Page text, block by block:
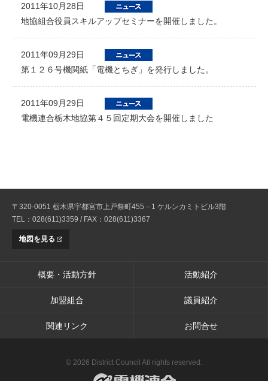
2011年10月28日
地協組合役員スキルアップセミナーを開催しました。
2011年09月29日
第１２６号機関紙「電機とちぎ」を発行しました。
2011年09月29日
電機連合栃木地協第４５回定期大会を開催しました
〒320-0051 栃木県宇都宮市上戸祭町455－1 ケルンカミトビル3階
TEL：028(611)3359 / FAX：028(611)3367
地図を見る
概要・活動方針 活動紹介
加盟組合 議員紹介
関連リンク お問合せ
© 2026 District Council All rights reserved.